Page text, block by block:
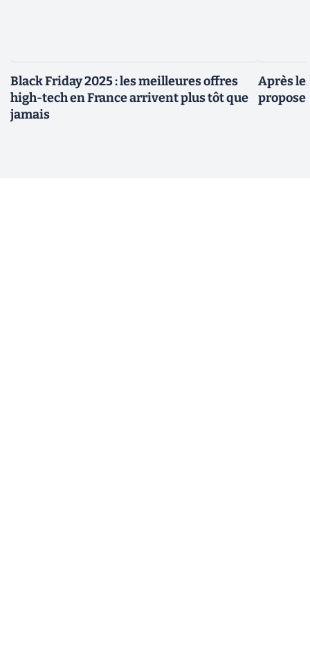
Black Friday 2025 : les meilleures offres
high-tech en France arrivent plus tôt que
jamais
Après
propose